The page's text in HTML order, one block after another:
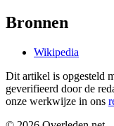
Bronnen
Wikipedia
Dit artikel is opgesteld
geverifieerd door de
onze werkwijze in ons